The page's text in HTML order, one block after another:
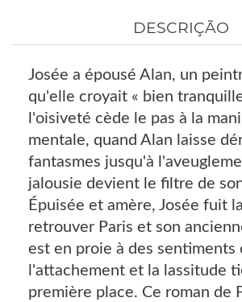
DESCRIÇÃO
Josée a épousé Alan, un
qu'elle croyait « bien
l'oisiveté cède le pas à la
mentale, quand Alan laisse
fantasmes jusqu'à
jalousie devient le filtre de
Épuisée et amère, Josée fuit
retrouver Paris et son
est en proie à des sentiments
l'attachement et la lassitude
première place. Ce roman de